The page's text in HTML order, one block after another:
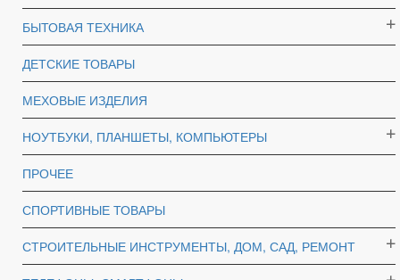
БЫТОВАЯ ТЕХНИКА
ДЕТСКИЕ ТОВАРЫ
МЕХОВЫЕ ИЗДЕЛИЯ
НОУТБУКИ, ПЛАНШЕТЫ, КОМПЬЮТЕРЫ
ПРОЧЕЕ
СПОРТИВНЫЕ ТОВАРЫ
СТРОИТЕЛЬНЫЕ ИНСТРУМЕНТЫ, ДОМ, САД, РЕМОНТ